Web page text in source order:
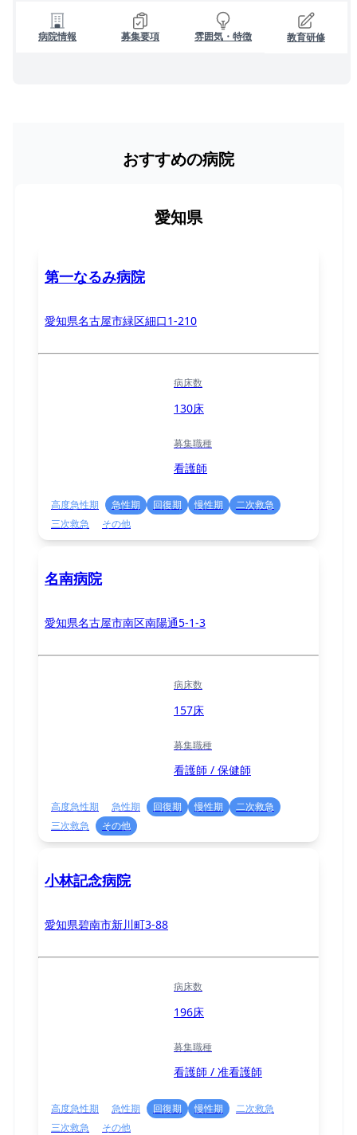
病院情報 募集要項 雰囲気・特徴 教育研修
おすすめの病院
愛知県
第一なるみ病院
愛知県名古屋市緑区細口1-210
病床数
130床
募集職種
看護師
高度急性期 急性期 回復期 慢性期
二次救急
三次救急
その他
名南病院
愛知県名古屋市南区南陽通5-1-3
病床数
157床
募集職種
看護師 / 保健師
高度急性期 急性期 回復期 慢性期
二次救急
三次救急
その他
小林記念病院
愛知県碧南市新川町3-88
病床数
196床
募集職種
看護師 / 准看護師
高度急性期 急性期 回復期 慢性期
二次救急
三次救急
その他